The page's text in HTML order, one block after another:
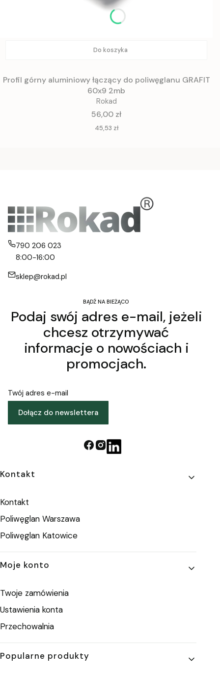
Do koszyka
Profil górny aluminiowy łączący do poliwęglanu GRAFIT
60x9 2mb
Rokad
Cena
56,00 zł
Cena
45,53 zł
790 206 023
8:00-16:00
sklep@rokad.pl
BĄDŹ NA BIEŻĄCO
Podaj swój adres e-mail, jeżeli
chcesz otrzymywać
informacje o nowościach i
promocjach.
Twój adres e-mail
Dołącz do newslettera
Linki w stopce
Kontakt
Kontakt
Poliwęglan Warszawa
Poliwęglan Katowice
Moje konto
Twoje zamówienia
Ustawienia konta
Przechowalnia
Popularne produkty